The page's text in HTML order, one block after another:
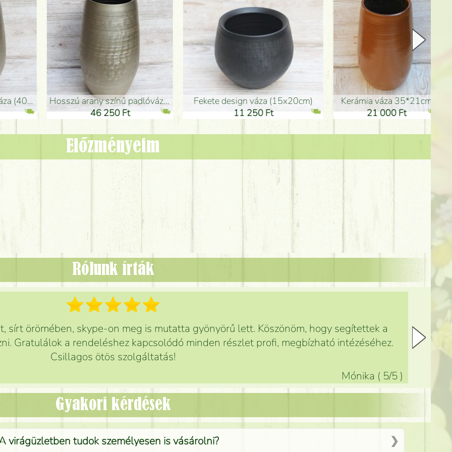
(50x29cm)
Ft
fekete design váza (15x20cm)
11 250 Ft
Kerámia váza 35*21cm
21 000 Ft
ballagó fiú fa betűző
1 300 Ft
Előzményeim
Rólunk írták
sírt örömében, skype-on meg is mutatta gyönyörű lett. Köszönöm, hogy segítettek a
Gratulálok a rendeléshez kapcsolódó minden részlet profi, megbízható intézéséhez.
Csillagos ötös szolgáltatás!
Mónika ( 5/5 )
Gyakori kérdések
virágüzletben tudok személyesen is vásárolni?